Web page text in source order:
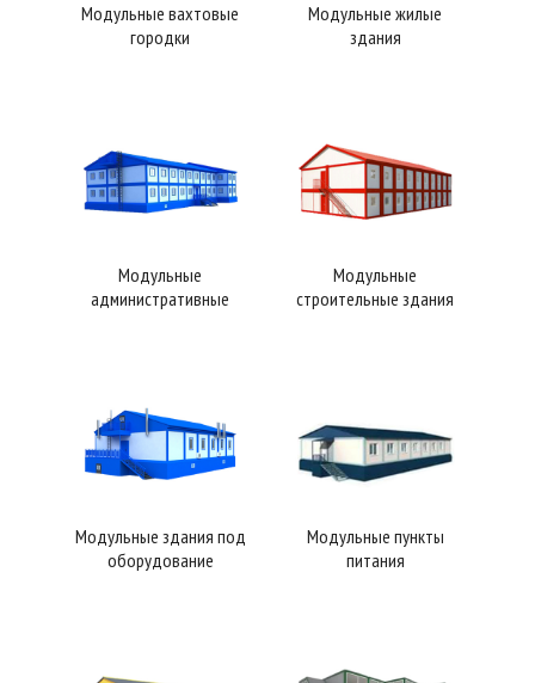
Модульные вахтовые
городки
Модульные жилые
здания
Модульные
административные
Модульные
строительные здания
Модульные здания под
оборудование
Модульные пункты
питания